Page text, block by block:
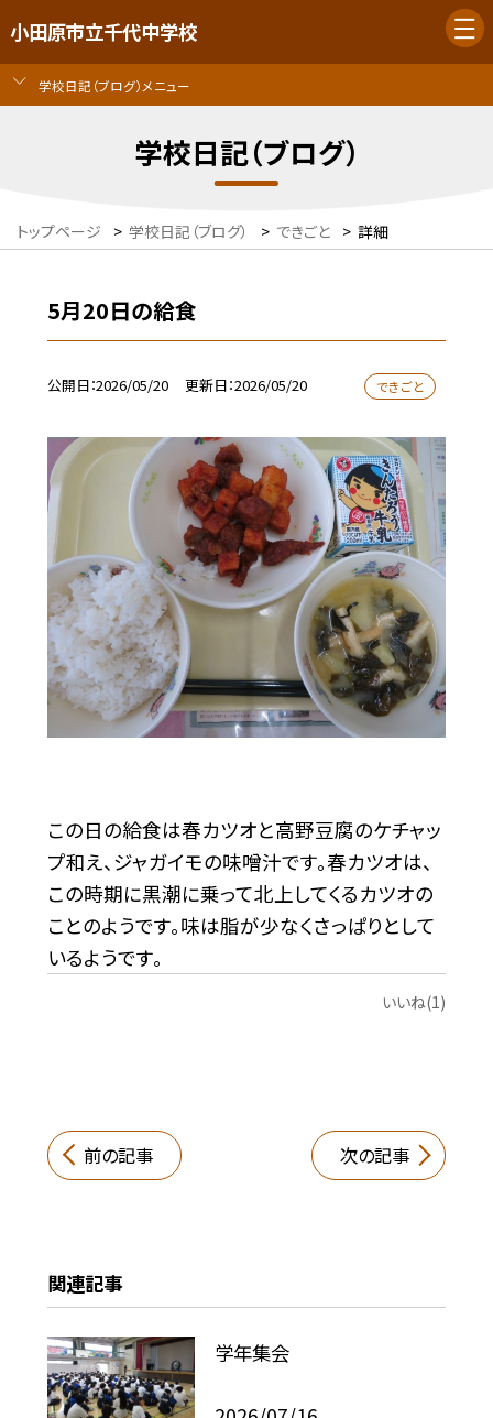
小田原市立千代中学校
学校日記（ブログ）メニュー
学校日記（ブログ）
トップページ > 学校日記（ブログ） > できごと > 詳細
5月20日の給食
公開日 2026/05/20 更新日 2026/05/20 できごと
この日の給食は春カツオと高野豆腐のケチャッ
プ和え、ジャガイモの味噌汁です。春カツオは、
この時期に黒潮に乗って北上してくるカツオの
ことのようです。味は脂が少なくさっぱりとして
いるようです。
いいね(1)
前の記事 次の記事
関連記事
学年集会